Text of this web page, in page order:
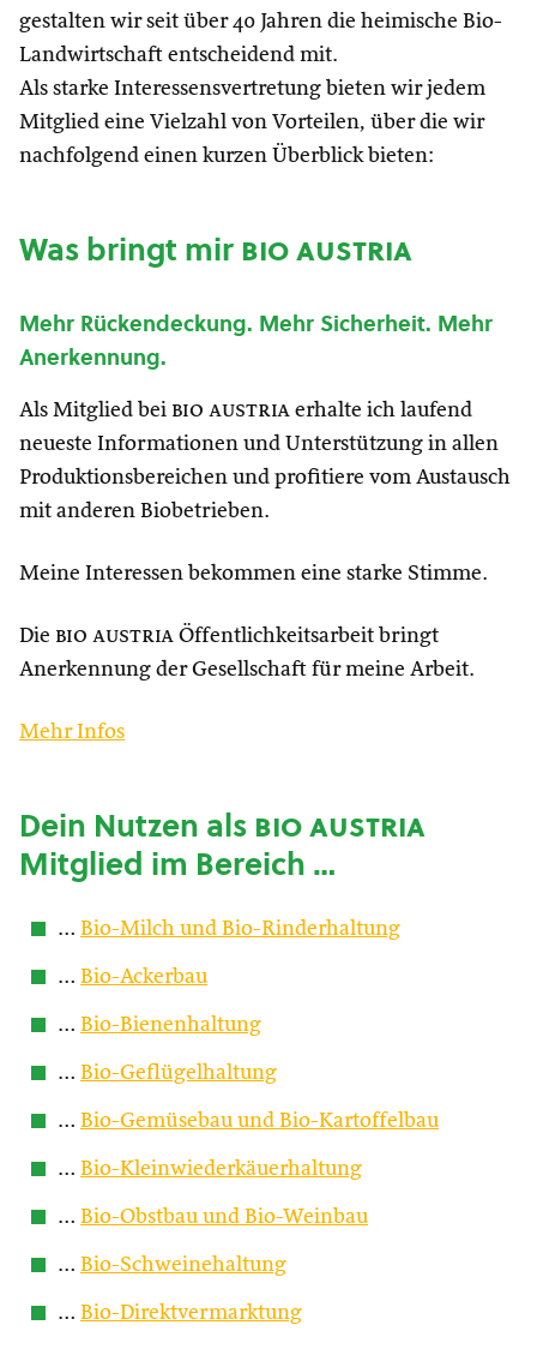
gestalten wir seit über 40 Jahren die heimische Bio-
Landwirtschaft entscheidend mit.
Als starke Interessensvertretung bieten wir jedem
Mitglied eine Vielzahl von Vorteilen, über die wir
nachfolgend einen kurzen Überblick bieten:
Was bringt mirbio austria
Mehr Rückendeckung. Mehr Sicherheit. Mehr
Anerkennung.
Als Mitglied bei bio austria erhalte ich laufend
neueste Informationen und Unterstützung in allen
Produktionsbereichen und profitiere vom Austausch
mit anderen Biobetrieben.
Meine Interessen bekommen eine starke Stimme.
Die bio austria Öffentlichkeitsarbeit bringt
Anerkennung der Gesellschaft für meine Arbeit.
Mehr Infos
Dein Nutzen alsbio austria
Mitglied im Bereich …
… Bio-Milch und Bio-Rinderhaltung
… Bio-Ackerbau
… Bio-Bienenhaltung
… Bio-Geflügelhaltung
… Bio-Gemüsebau und Bio-Kartoffelbau
… Bio-Kleinwiederkäuerhaltung
… Bio-Obstbau und Bio-Weinbau
… Bio-Schweinehaltung
… Bio-Direktvermarktung